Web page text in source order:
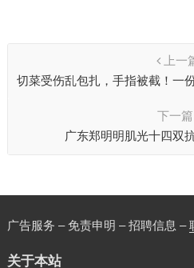
上一
切菜受伤乱包扎，手指被截！一
下一篇
广东郑明明肌光十四双
广告服务 – 免责申明 – 招聘信息 –
关于本站